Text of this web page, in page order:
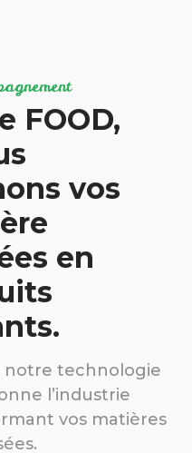
FOOD,
vos
en
notre technologie
l’industrie
vos matières